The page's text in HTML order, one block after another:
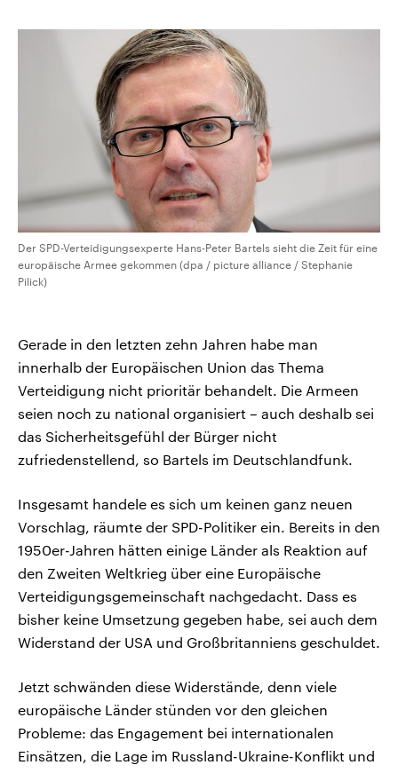
Der SPD-Verteidigungsexperte Hans-Peter Bartels sieht die Zeit für eine
europäische Armee gekommen (dpa / picture alliance / Stephanie
Pilick)
Gerade in den letzten zehn Jahren habe man
innerhalb der Europäischen Union das Thema
Verteidigung nicht prioritär behandelt. Die Armeen
seien noch zu national organisiert – auch deshalb sei
das Sicherheitsgefühl der Bürger nicht
zufriedenstellend, so Bartels im Deutschlandfunk.
Insgesamt handele es sich um keinen ganz neuen
Vorschlag, räumte der SPD-Politiker ein. Bereits in den
1950er-Jahren hätten einige Länder als Reaktion auf
den Zweiten Weltkrieg über eine Europäische
Verteidigungsgemeinschaft nachgedacht. Dass es
bisher keine Umsetzung gegeben habe, sei auch dem
Widerstand der USA und Großbritanniens geschuldet.
Jetzt schwänden diese Widerstände, denn viele
europäische Länder stünden vor den gleichen
Probleme: das Engagement bei internationalen
Einsätzen, die Lage im Russland-Ukraine-Konflikt und